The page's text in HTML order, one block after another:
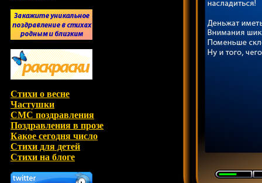
Стихи о весне
Частушки
СМС поздравления
Поздравления в прозе
Какое сегодня число
Стихи для детей
Стихи на блоге